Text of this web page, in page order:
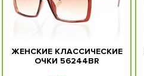
ЖЕНСКИЕ КЛАССИЧЕСКИЕ
ОЧКИ 56244BR